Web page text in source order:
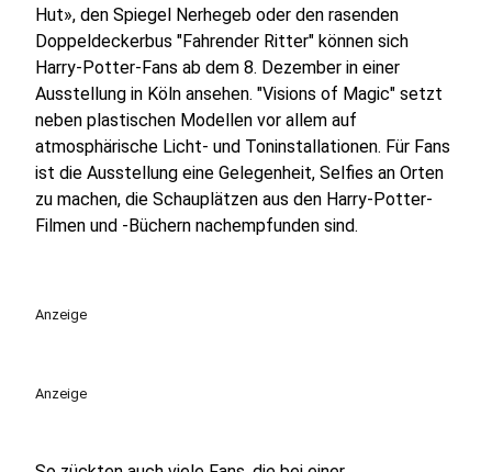
Hut», den Spiegel Nerhegeb oder den rasenden
Doppeldeckerbus "Fahrender Ritter" können sich
Harry-Potter-Fans ab dem 8. Dezember in einer
Ausstellung in Köln ansehen. "Visions of Magic" setzt
neben plastischen Modellen vor allem auf
atmosphärische Licht- und Toninstallationen. Für Fans
ist die Ausstellung eine Gelegenheit, Selfies an Orten
zu machen, die Schauplätzen aus den Harry-Potter-
Filmen und -Büchern nachempfunden sind.
Anzeige
Anzeige